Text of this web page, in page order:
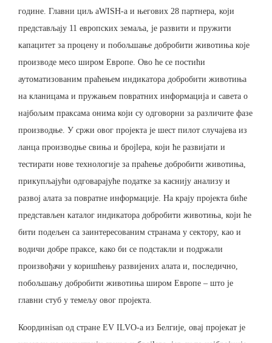
године. Главни циљ aWISH-а и његових 28 партнера, који
представљају 11 европских земаља, је развити и пружити
капацитет за процену и побољшање добробити животиња које
производе месо широм Европе. Ово ће се постићи
аутоматизованим праћењем индикатора добробити животиња
на кланицама и пружањем повратних информација и савета о
најбољим праксама онима који су одговорни за различите фазе
производње. У сржи овог пројекта је шест пилот случајева из
ланца производње свиња и броjlера, који ће развијати и
тестирати нове технологије за праћење добробити животиња,
прикупљајући одговарајуће податке за каснију анализу и
развој алата за повратне информације. На крају пројекта биће
представљен каталог индикатора добробити животиња, који ће
бити подељен са заинтересованим странама у сектору, као и
водичи добре праксе, како би се подстакли и подржали
произвођачи у коришћењу развијених алата и, последично,
побољшању добробити животиња широм Европе – што је
главни стуб у темељу овог пројекта.
Координisan од стране EV ILVO-а из Белгије, овај пројекат је